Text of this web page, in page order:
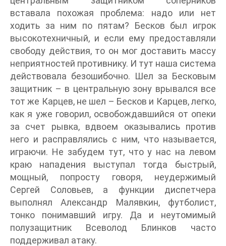
вставала похожая проблема: надо или нет
ходить за ним по пятам? Бесков был игрок
высокотехничный, и если ему предоставляли
свободу действия, то он мог доставить массу
неприятностей противнику. И тут наша система
действовала безошибочно. Шел за Бесковым
защитник – в центральную зону врывался все
тот же Карцев, не шел – Бесков и Карцев, легко,
как я уже говорил, освобождавшийся от опеки
за счет рывка, вдвоем оказывались против
него и расправлялись с ним, что называется,
играючи. Не забудем тут, что у нас на левом
краю нападения выступал тогда быстрый,
мощный, попросту говоря, неудержимый
Сергей Соловьев, а функции диспетчера
выполнял Александр Малявкин, футболист,
тонко понимавший игру. Да и неутомимый
полузащитник Всеволод Блинков часто
поддерживал атаку.